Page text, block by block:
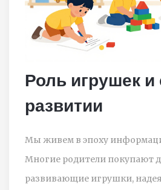
Роль игрушек
развитии
Мы живем в эпоху
Многие родители покупают
развивающие игрушки,